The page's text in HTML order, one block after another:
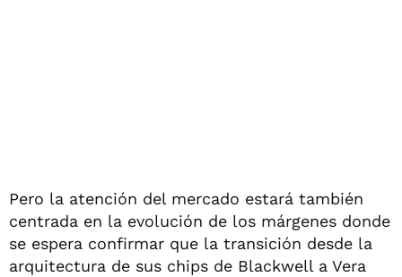
Pero la atención del mercado estará también
centrada en la evolución de los márgenes donde
se espera confirmar que la transición desde la
arquitectura de sus chips de Blackwell a Vera